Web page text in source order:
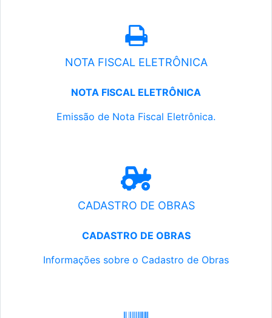
NOTA FISCAL ELETRÔNICA
NOTA FISCAL ELETRÔNICA
Emissão de Nota Fiscal Eletrônica.
CADASTRO DE OBRAS
CADASTRO DE OBRAS
Informações sobre o Cadastro de Obras